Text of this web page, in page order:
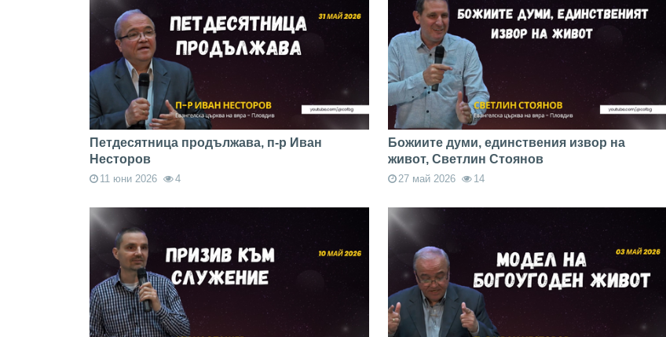
Петдесятница продължава, п-р Иван
Несторов
11 юни 2026 4
Божиите думи, единствения извор на
живот, Светлин Стоянов
27 май 2026 14